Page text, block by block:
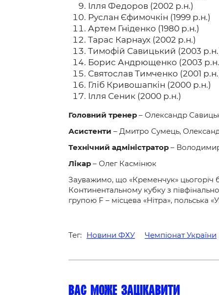
Ілля Федоров (2002 р.н.)
Руслан Єфимочкін (1999 р.н.)
Артем Гніденко (1980 р.н.)
Тарас Карнаух (2002 р.н.)
Тимофій Савицький (2003
Борис Андрющенко (2003
Святослав Тимченко (2001
Гліб Кривошапкін (2000 р.н.)
Ілля Сеник (2000 р.н.)
Головний тренер – Олександр
Асистенти – Дмитро Сумець,
Технічний адміністратор –
Лікар – Олег Касмінюк
Зауважимо, що «Кременчук» цьогоріч
Континентальному кубку з
групою F – місцева «Нітра», польська
Тег: Новини ФХУ Чемпіонат України
Вас може зацікавити